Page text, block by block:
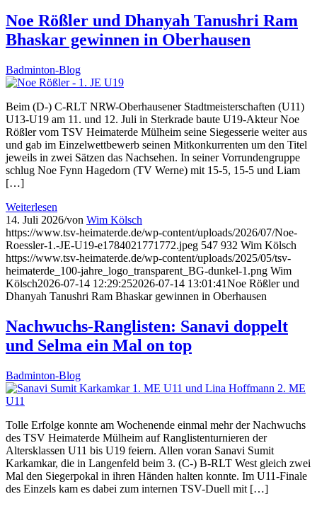
Noe Rößler und Dhanyah Tanushri Ram
Bhaskar gewinnen in Oberhausen
Badminton-Blog
Beim (D-) C-RLT NRW-Oberhausener Stadtmeisterschaften (U11)
U13-U19 am 11. und 12. Juli in Sterkrade baute U19-Akteur Noe
Rößler vom TSV Heimaterde Mülheim seine Siegesserie weiter aus
und gab im Einzelwettbewerb seinen Mitkonkurrenten um den Titel
jeweils in zwei Sätzen das Nachsehen. In seiner Vorrundengruppe
schlug Noe Fynn Hagedorn (TV Werne) mit 15-5, 15-5 und Liam
[…]
Weiterlesen
14. Juli 2026/von Wim Kölsch
https://www.tsv-heimaterde.de/wp-content/uploads/2026/07/Noe-
Roessler-1.-JE-U19-e1784021771772.jpeg 547 932 Wim Kölsch
https://www.tsv-heimaterde.de/wp-content/uploads/2025/05/tsv-
heimaterde_100-jahre_logo_transparent_BG-dunkel-1.png Wim
Kölsch2026-07-14 12:29:252026-07-14 13:01:41Noe Rößler und
Dhanyah Tanushri Ram Bhaskar gewinnen in Oberhausen
Nachwuchs-Ranglisten: Sanavi doppelt
und Selma ein Mal on top
Badminton-Blog
Tolle Erfolge konnte am Wochenende einmal mehr der Nachwuchs
des TSV Heimaterde Mülheim auf Ranglistenturnieren der
Altersklassen U11 bis U19 feiern. Allen voran Sanavi Sumit
Karkamkar, die in Langenfeld beim 3. (C-) B-RLT West gleich zwei
Mal den Siegerpokal in ihren Händen halten konnte. Im U11-Finale
des Einzels kam es dabei zum internen TSV-Duell mit […]